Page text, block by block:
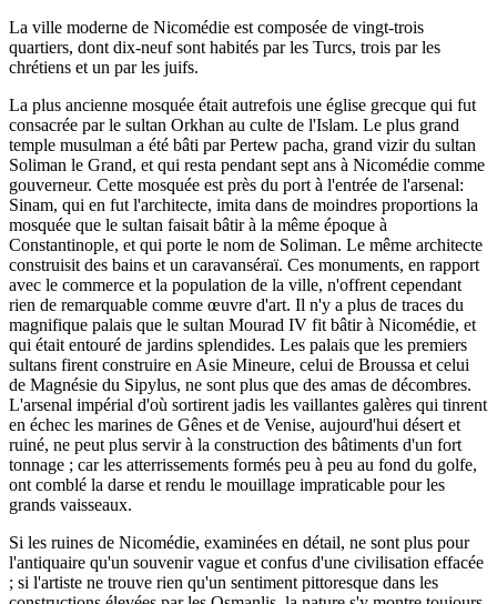
La ville moderne de Nicomédie est composée de vingt-trois
quartiers, dont dix-neuf sont habités par les Turcs, trois par les
chrétiens et un par les juifs.
La plus ancienne mosquée était autrefois une église grecque qui fut
consacrée par le sultan Orkhan au culte de l'Islam. Le plus grand
temple musulman a été bâti par Pertew pacha, grand vizir du sultan
Soliman le Grand, et qui resta pendant sept ans à Nicomédie comme
gouverneur. Cette mosquée est près du port à l'entrée de l'arsenal:
Sinam, qui en fut l'architecte, imita dans de moindres proportions la
mosquée que le sultan faisait bâtir à la même époque à
Constantinople, et qui porte le nom de Soliman. Le même architecte
construisit des bains et un caravanséraï. Ces monuments, en rapport
avec le commerce et la population de la ville, n'offrent cependant
rien de remarquable comme œuvre d'art. Il n'y a plus de traces du
magnifique palais que le sultan Mourad IV fit bâtir à Nicomédie, et
qui était entouré de jardins splendides. Les palais que les premiers
sultans firent construire en Asie Mineure, celui de Broussa et celui
de Magnésie du Sipylus, ne sont plus que des amas de décombres.
L'arsenal impérial d'où sortirent jadis les vaillantes galères qui tinrent
en échec les marines de Gênes et de Venise, aujourd'hui désert et
ruiné, ne peut plus servir à la construction des bâtiments d'un fort
tonnage ; car les atterrissements formés peu à peu au fond du golfe,
ont comblé la darse et rendu le mouillage impraticable pour les
grands vaisseaux.
Si les ruines de Nicomédie, examinées en détail, ne sont plus pour
l'antiquaire qu'un souvenir vague et confus d'une civilisation effacée
; si l'artiste ne trouve rien qu'un sentiment pittoresque dans les